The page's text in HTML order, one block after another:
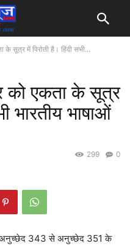
के सूत्र में पिरोती है। हिंदी सभी...
को एकता के सूत्र
भारतीय भाषाओं
0
299
अनुच्छेद 343 से अनुच्छेद 351 के